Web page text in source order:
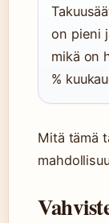
on pieni
mikä on
%
Mitä tämä